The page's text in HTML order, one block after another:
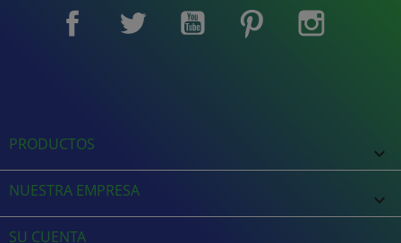
Facebook Twitter YouTube Pinterest
PRODUCTOS 
NUESTRA EMPRESA 
SU CUENTA